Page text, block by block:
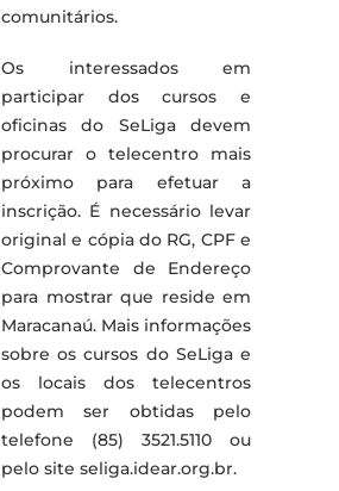
comunitários.
Os interessados em
participar dos cursos e
oficinas do SeLiga devem
procurar o telecentro mais
próximo para efetuar a
inscrição. É necessário levar
original e cópia do RG, CPF e
Comprovante de Endereço
para mostrar que reside em
Maracanaú. Mais informações
sobre os cursos do SeLiga e
os locais dos telecentros
podem ser obtidas pelo
telefone (85) 3521.5110 ou
pelo site seliga.idear.org.br.